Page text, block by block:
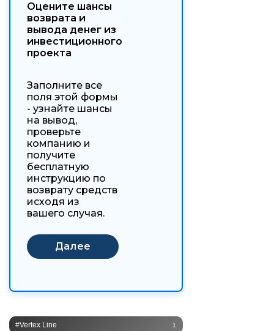
Оцените шансы
возврата и
вывода денег из
инвестиционного
проекта
Заполните все
поля этой формы
- узнайте шансы
на вывод,
проверьте
компанию и
получите
бесплатную
инструкцию по
возврату средств
исходя из
вашего случая.
#Vertex Line 1